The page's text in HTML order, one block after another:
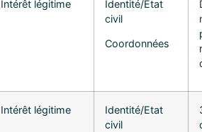
Intérêt légitime
Identité/Etat
civil
Coordonnées
Intérêt légitime
Identité/Etat
civil